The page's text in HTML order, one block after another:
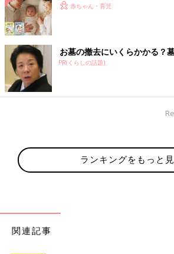
赤ちゃん・育児
お墓の撤去にいくらかかる？
PR(くらしの話題)
ランキングをもっと
関連記事